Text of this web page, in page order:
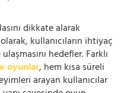
dikkate alarak
kullanıcıların ihtiyaç
hedefler. Farklı
oyunlar, hem kısa süreli
arayan kullanıcılar